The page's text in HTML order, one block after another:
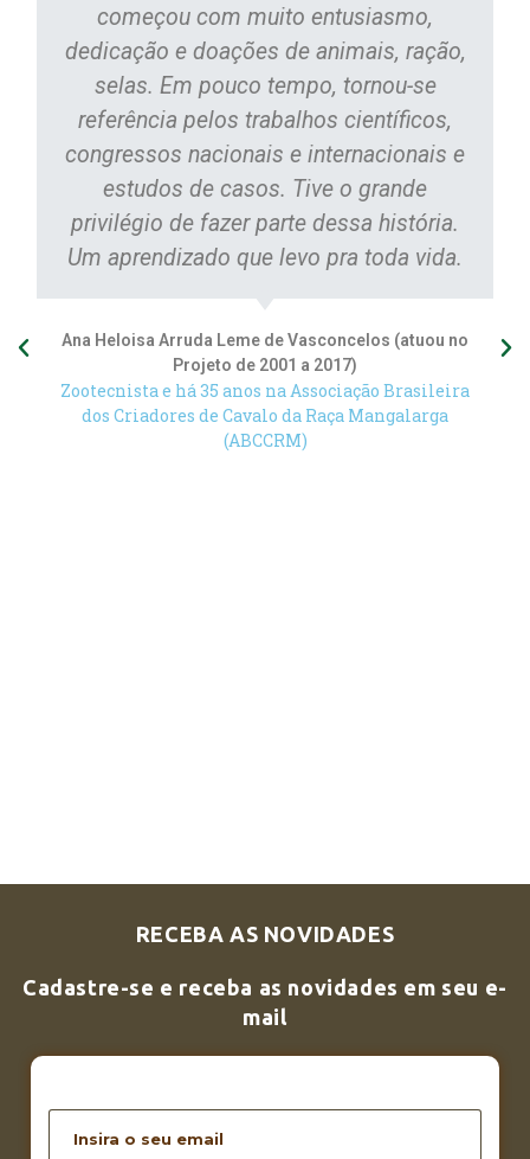
começou com muito entusiasmo,
dedicação e doações de animais, ração,
selas. Em pouco tempo, tornou-se
referência pelos trabalhos científicos,
congressos nacionais e internacionais e
estudos de casos. Tive o grande
privilégio de fazer parte dessa história.
Um aprendizado que levo pra toda vida.
Ana Heloisa Arruda Leme de Vasconcelos (atuou no
Projeto de 2001 a 2017)
Zootecnista e há 35 anos na Associação Brasileira
dos Criadores de Cavalo da Raça Mangalarga
(ABCCRM)
RECEBA AS NOVIDADES
Cadastre-se e receba as novidades em seu e-
mail